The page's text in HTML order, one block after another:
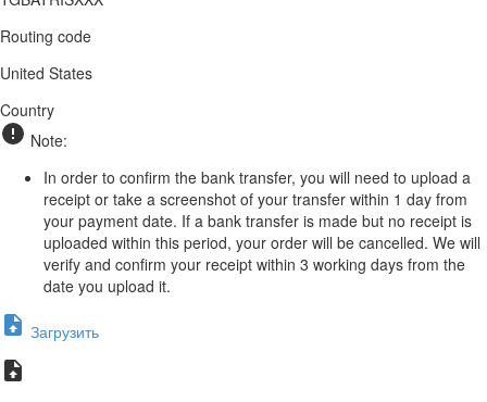
Routing code
United States
Country
Note:
In order to confirm the bank transfer, you will need to upload a
receipt or take a screenshot of your transfer within 1 day from
your payment date. If a bank transfer is made but no receipt is
uploaded within this period, your order will be cancelled. We will
verify and confirm your receipt within 3 working days from the
date you upload it.
Загрузить